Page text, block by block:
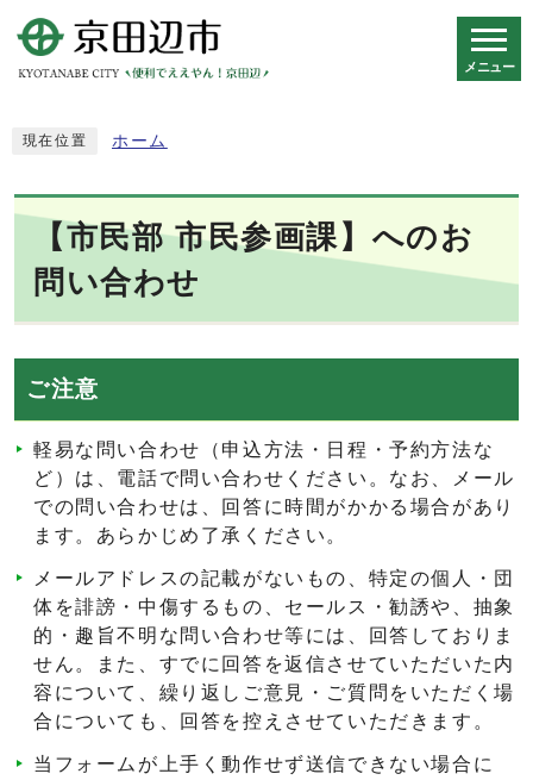
メニュー
現在位置 ホーム
【市民部 市民参画課】へのお
問い合わせ
ご注意
軽易な問い合わせ（申込方法・日程・予約方法な
ど）は、電話で問い合わせください。なお、メール
での問い合わせは、回答に時間がかかる場合があり
ます。あらかじめ了承ください。
メールアドレスの記載がないもの、特定の個人・団
体を誹謗・中傷するもの、セールス・勧誘や、抽象
的・趣旨不明な問い合わせ等には、回答しておりま
せん。また、すでに回答を返信させていただいた内
容について、繰り返しご意見・ご質問をいただく場
合についても、回答を控えさせていただきます。
当フォームが上手く動作せず送信できない場合に